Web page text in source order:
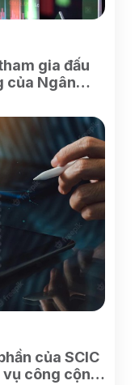
gia đấu
của Ngân
của SCIC
vụ công cộng